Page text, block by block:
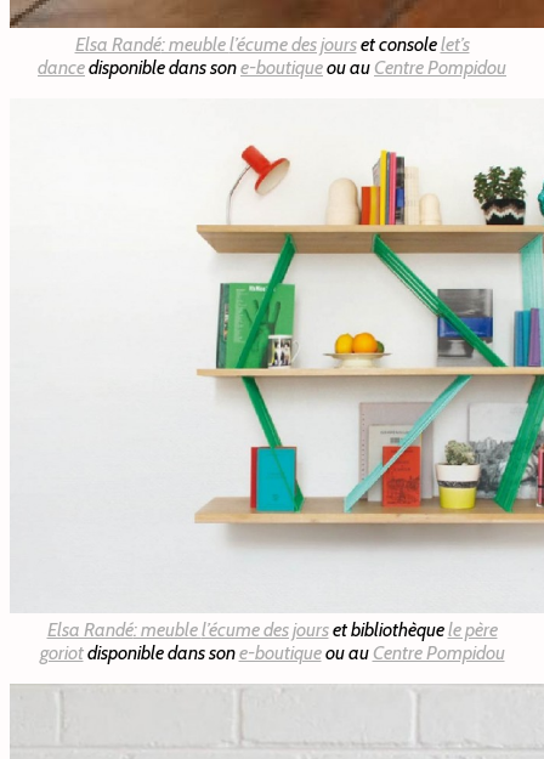
Elsa Randé: meublel’écume des jourset consolelet’s
dancedisponible dans sone-boutiqueou au Centre Pompidou
Elsa Randé: meublel’écume des jourset bibliothèquele père
goriotdisponible dans sone-boutiqueou au Centre Pompidou